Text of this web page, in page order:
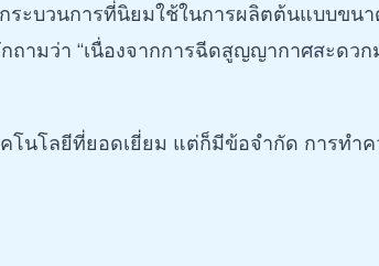
ะบวนการที่นิยมใช้ในการผลิตต้นแบบขน
ามว่า “เนื่องจากการฉีดสูญญากาศสะด
นโลยีที่ยอดเยี่ยม แต่ก็มีข้อจำกัด การทำ